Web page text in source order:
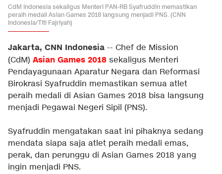
CdM Indonesia sekaligus Menteri PAN-RB Syafruddin memastikan
peraih medali Asian Games 2018 langsung menjadi PNS. (CNN
Indonesia/Titi Fajriyah)
Jakarta, CNN Indonesia -- Chef de Mission
(CdM) Asian Games 2018 sekaligus Menteri
Pendayagunaan Aparatur Negara dan Reformasi
Birokrasi Syafruddin memastikan semua atlet
peraih medali di Asian Games 2018 bisa langsung
menjadi Pegawai Negeri Sipil (PNS).
Syafruddin mengatakan saat ini pihaknya sedang
mendata siapa saja atlet peraih medali emas,
perak, dan perunggu di Asian Games 2018 yang
ingin menjadi PNS.